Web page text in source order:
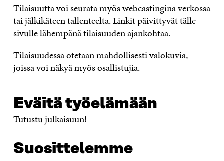
Tilaisuutta voi seurata myös webcastingina verkossa
tai jälkikäteen tallenteelta. Linkit päivittyvät tälle
sivulle lähempänä tilaisuuden ajankohtaa.
Tilaisuudessa otetaan mahdollisesti valokuvia,
joissa voi näkyä myös osallistujia.
Eväitä työelämään
Tutustu julkaisuun!
Suosittelemme